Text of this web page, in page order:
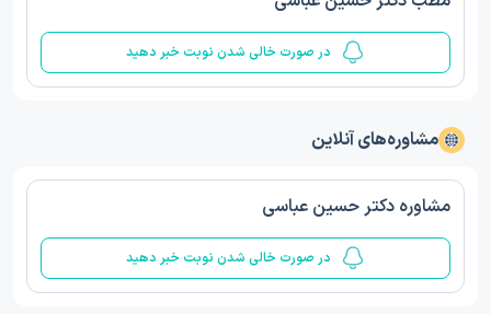
در صورت خالی شدن نوبت خبر دهید
مشاوره‌های آنلاین
مشاوره دکتر حسین عباسی
در صورت خالی شدن نوبت خبر دهید